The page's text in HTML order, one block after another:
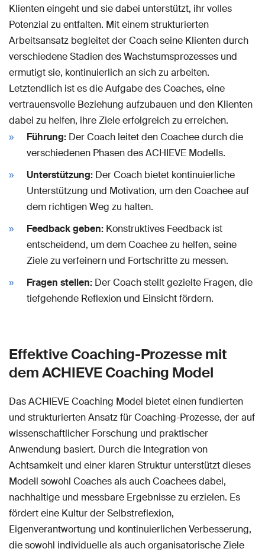
Klienten eingeht und sie dabei unterstützt, ihr volles
Potenzial zu entfalten. Mit einem strukturierten
Arbeitsansatz begleitet der Coach seine Klienten durch
verschiedene Stadien des Wachstumsprozesses und
ermutigt sie, kontinuierlich an sich zu arbeiten.
Letztendlich ist es die Aufgabe des Coaches, eine
vertrauensvolle Beziehung aufzubauen und den Klienten
dabei zu helfen, ihre Ziele erfolgreich zu erreichen.
Führung: Der Coach leitet den Coachee durch die
verschiedenen Phasen des ACHIEVE Modells.
Unterstützung: Der Coach bietet kontinuierliche
Unterstützung und Motivation, um den Coachee auf
dem richtigen Weg zu halten.
Feedback geben: Konstruktives Feedback ist
entscheidend, um dem Coachee zu helfen, seine
Ziele zu verfeinern und Fortschritte zu messen.
Fragen stellen: Der Coach stellt gezielte Fragen, die
tiefgehende Reflexion und Einsicht fördern.
Effektive Coaching-Prozesse mit
dem ACHIEVE Coaching Model
Das ACHIEVE Coaching Model bietet einen fundierten
und strukturierten Ansatz für Coaching-Prozesse, der auf
wissenschaftlicher Forschung und praktischer
Anwendung basiert. Durch die Integration von
Achtsamkeit und einer klaren Struktur unterstützt dieses
Modell sowohl Coaches als auch Coachees dabei,
nachhaltige und messbare Ergebnisse zu erzielen. Es
fördert eine Kultur der Selbstreflexion,
Eigenverantwortung und kontinuierlichen Verbesserung,
die sowohl individuelle als auch organisatorische Ziele